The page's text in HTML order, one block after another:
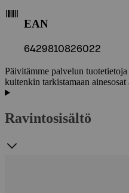
EAN
6429810826022
Päivitämme palvelun
kuitenkin tarkistamaan
Ravintosisältö